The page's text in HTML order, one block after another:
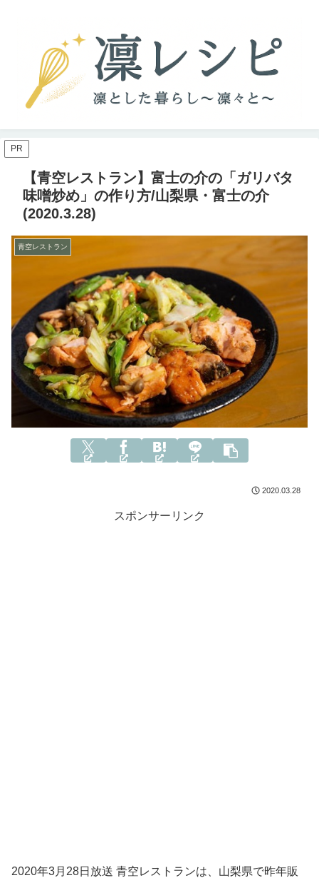
PR
【青空レストラン】富士の介の「ガリバタ
味噌炒め」の作り方/山梨県・富士の介
(2020.3.28)
青空レストラン
2020.03.28
スポンサーリンク
2020年3月28日放送 青空レストランは、山梨県で昨年販